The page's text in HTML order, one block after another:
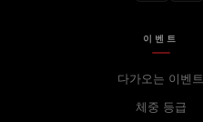
이벤트
다가오는 이벤트
체중 등급